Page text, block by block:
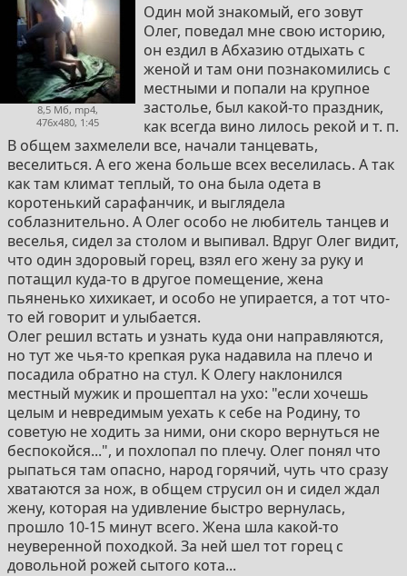
8,5 Мб, mp4,
476x480, 1:45
Один мой знакомый, его зовут
Олег, поведал мне свою историю,
он ездил в Абхазию отдыхать с
женой и там они познакомились с
местными и попали на крупное
застолье, был какой-то праздник,
как всегда вино лилось рекой и т. п.
В общем захмелели все, начали танцевать,
веселиться. А его жена больше всех веселилась. А так
как там климат теплый, то она была одета в
коротенький сарафанчик, и выглядела
соблазнительно. А Олег особо не любитель танцев и
веселья, сидел за столом и выпивал. Вдруг Олег видит,
что один здоровый горец, взял его жену за руку и
потащил куда-то в другое помещение, жена
пьяненько хихикает, и особо не упирается, а тот что-
то ей говорит и улыбается.
Олег решил встать и узнать куда они направляются,
но тут же чья-то крепкая рука надавила на плечо и
посадила обратно на стул. К Олегу наклонился
местный мужик и прошептал на ухо: "если хочешь
целым и невредимым уехать к себе на Родину, то
советую не ходить за ними, они скоро вернуться не
беспокойся...", и похлопал по плечу. Олег понял что
рыпаться там опасно, народ горячий, чуть что сразу
хватаются за нож, в общем струсил он и сидел ждал
жену, которая на удивление быстро вернулась,
прошло 10-15 минут всего. Жена шла какой-то
неуверенной походкой. За ней шел тот горец с
довольной рожей сытого кота...